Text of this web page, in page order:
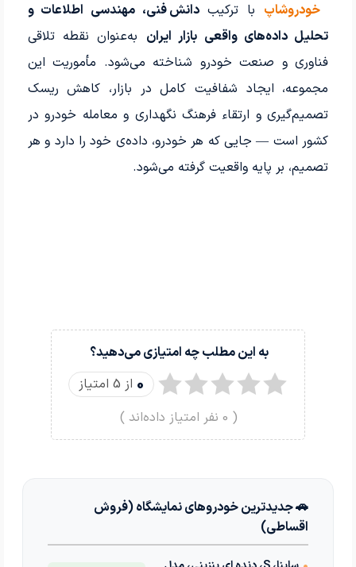
خودروشاپ با ترکیبدانش فنی، مهندسی اطلاعات و
تحلیل داده‌های واقعی بازار ایران به‌عنوان نقطه تلاقی
فناوری و صنعت خودرو شناخته می‌شود. مأموریت این
مجموعه، ایجاد شفافیت کامل در بازار، کاهش ریسک
تصمیم‌گیری و ارتقاء فرهنگ نگهداری و معامله خودرو در
کشور است — جایی که هر خودرو، داده‌ی خود را دارد و هر
تصمیم، بر پایه واقعیت گرفته می‌شود.
به این مطلب چه امتیازی می‌دهید؟
0 از 5 امتیاز
(
0 نفر امتیاز داده‌اند )
🚗 جدیدترین خودروهای نمایشگاه (فروش
اقساطی)